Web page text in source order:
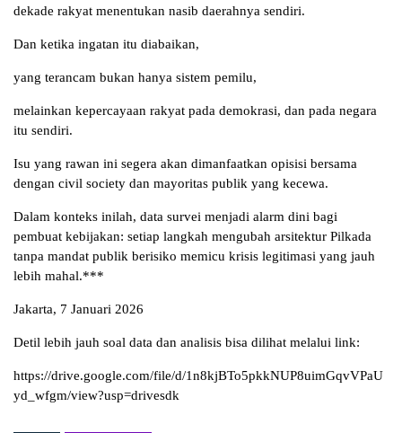
dekade rakyat menentukan nasib daerahnya sendiri.
Dan ketika ingatan itu diabaikan,
yang terancam bukan hanya sistem pemilu,
melainkan kepercayaan rakyat pada demokrasi, dan pada negara
itu sendiri.
Isu yang rawan ini segera akan dimanfaatkan opisisi bersama
dengan civil society dan mayoritas publik yang kecewa.
Dalam konteks inilah, data survei menjadi alarm dini bagi
pembuat kebijakan: setiap langkah mengubah arsitektur Pilkada
tanpa mandat publik berisiko memicu krisis legitimasi yang jauh
lebih mahal.***
Jakarta, 7 Januari 2026
Detil lebih jauh soal data dan analisis bisa dilihat melalui link:
https://drive.google.com/file/d/1n8kjBTo5pkkNUP8uimGqvVPaU
yd_wfgm/view?usp=drivesdk